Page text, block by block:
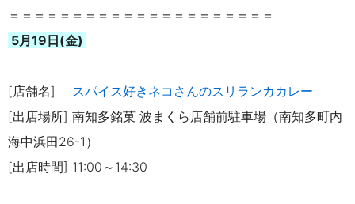
＝＝＝＝＝＝＝＝＝＝＝＝＝＝＝＝＝＝＝＝＝
5月19日(金)
[店舗名] スパイス好きネコさんのスリランカカレー
[出店場所] 南知多銘菓 波まくら店舗前駐車場（南知多町内
海中浜田26-1）
[出店時間] 11:00～14:30